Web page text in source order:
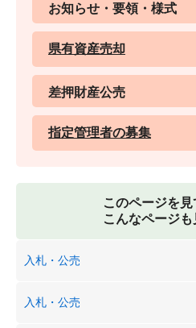
お知らせ・要領・様式
県有資産売却
差押財産公売
指定管理者の募集
このページを
こんなページ
入札・公売
入札・公売